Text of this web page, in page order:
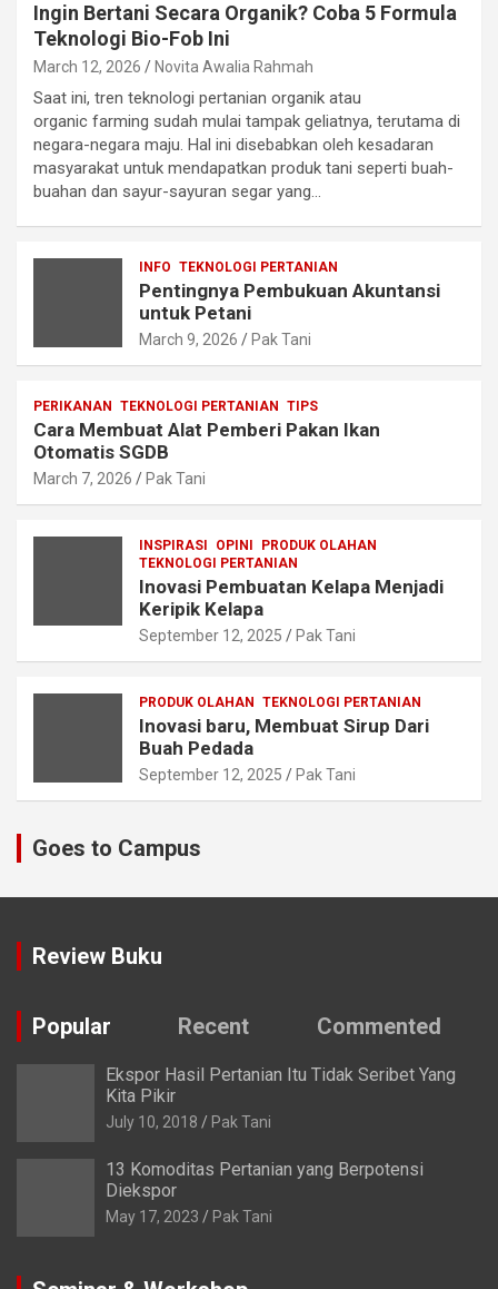
Ingin Bertani Secara Organik? Coba 5 Formula
Teknologi Bio-Fob Ini
March 12, 2026 Novita Awalia Rahmah
Saat ini, tren teknologi pertanian organik atau
organic farming sudah mulai tampak geliatnya, terutama di
negara-negara maju. Hal ini disebabkan oleh kesadaran
masyarakat untuk mendapatkan produk tani seperti buah-
buahan dan sayur-sayuran segar yang…
INFO TEKNOLOGI PERTANIAN
Pentingnya Pembukuan Akuntansi
untuk Petani
March 9, 2026 Pak Tani
PERIKANAN TEKNOLOGI PERTANIAN TIPS
Cara Membuat Alat Pemberi Pakan Ikan
Otomatis SGDB
March 7, 2026 Pak Tani
INSPIRASI OPINI
PRODUK OLAHAN
TEKNOLOGI PERTANIAN
Inovasi Pembuatan Kelapa Menjadi
Keripik Kelapa
September 12, 2025 Pak Tani
PRODUK OLAHAN TEKNOLOGI PERTANIAN
Inovasi baru, Membuat Sirup Dari
Buah Pedada
September 12, 2025 Pak Tani
Goes to Campus
Review Buku
Popular Recent Commented
Ekspor Hasil Pertanian Itu Tidak Seribet Yang
Kita Pikir
July 10, 2018 Pak Tani
13 Komoditas Pertanian yang Berpotensi
Diekspor
May 17, 2023 Pak Tani